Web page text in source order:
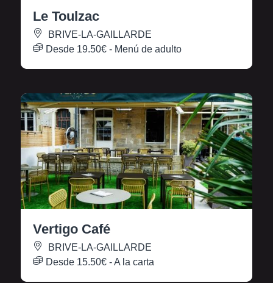
Le Toulzac
BRIVE-LA-GAILLARDE
Desde 19.50€ - Menú de adulto
Vertigo Café
BRIVE-LA-GAILLARDE
Desde 15.50€ - A la carta